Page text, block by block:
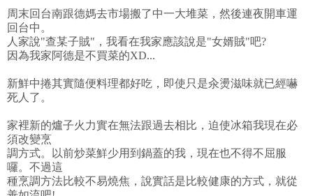
周末回台南跟德媽去市場搬了中一大堆菜，然後連夜開車運
回台中。
人家說"查某子賊"，我看在我家應該說是"女婿賊"吧?
因為我家阿德是不買菜的XD...
新鮮中捲其實隨便料理都好吃，即使只是汆燙滋味就已經嚇
死人了。
家裡新的爐子火力實在無法跟過去相比，迫使冰箱我現在必
須改變烹
調方式。以前炒菜鮮少用到鍋蓋的我，現在也不得不屈服
囉。不過這
種烹調方法比較不易燒焦，說實話是比較健康的方式，就從